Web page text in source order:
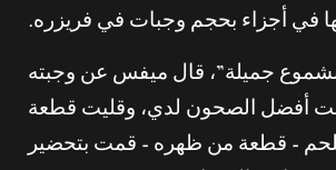
في أجزاء بحجم وجبات في فريزره.
بشموع جميلة”، قال ميفس عن وجبته
أفضل الصحون لدي، وقليت قطعة
– قطعة من ظهره – قمت بتحضير